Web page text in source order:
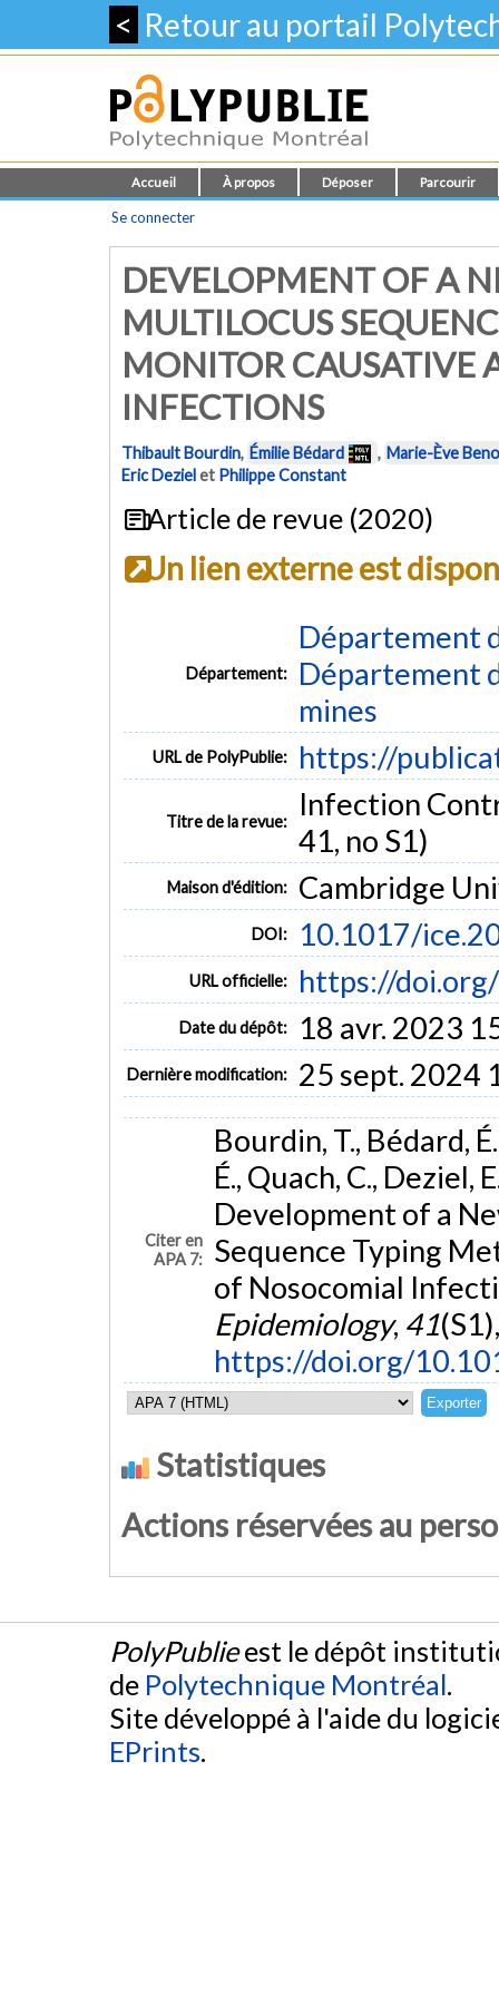
< Retour au portail
Accueil À propos Déposer Parcourir
Se connecter
DEVELOPMENT OF A
MULTILOCUS
MONITOR CAUSATIVE
INFECTIONS
Thibault Bourdin, Émilie Bédard , Marie-Ève
Eric Dezielet Philippe Constant
Article de revue (2020)
Un lien externe est
Département:
Département
Département
mines
URL de PolyPublie: https://
Titre de la revue:
Infection
41, no S1)
Maison d'édition: Cambridge
DOI: 10.1017/
URL officielle: https://
Date du dépôt: 18 avr. 2023
Dernière modification: 25 sept. 2024
Citer en
APA 7:
Bourdin, T., Bédard,
É., Quach, C., Deziel,
Development of a
Sequence Typing
of Nosocomial
Epidemiology, 41
https://doi.org/
Statistiques
Actions réservées au
PolyPublieest le dépôt
de Polytechnique Montréal.
Site développé à l'aide du
EPrints.